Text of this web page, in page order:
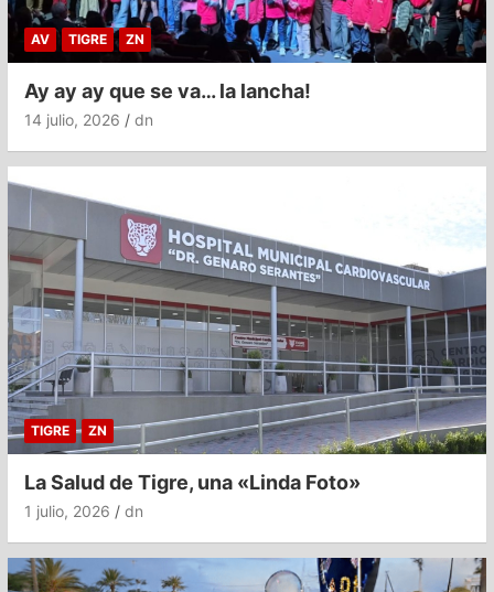
AV TIGRE ZN
Ay ay ay que se va… la lancha!
14 julio, 2026 dn
TIGRE ZN
La Salud de Tigre, una «Linda Foto»
1 julio, 2026 dn